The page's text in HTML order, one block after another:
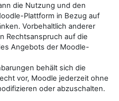
die Nutzung und den
Plattform in Bezug auf
Vorbehaltlich anderer
Rechtsanspruch auf die
Angebots der Moodle-
behält sich die
vor, Moodle jederzeit ohne
oder abzuschalten.